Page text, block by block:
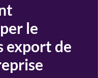
le
export de